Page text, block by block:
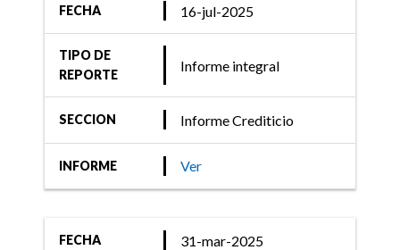
FECHA 16-jul-2025
TIPO DE
REPORTE
Informe integral
SECCION Informe Crediticio
INFORME Ver
FECHA 31-mar-2025